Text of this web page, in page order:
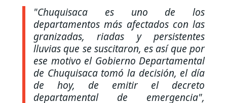
"Chuquisaca es uno de los
departamentos más afectados con las
granizadas, riadas y persistentes
lluvias que se suscitaron, es así que por
ese motivo el Gobierno Departamental
de Chuquisaca tomó la decisión, el día
de hoy, de emitir el decreto
departamental de emergencia",